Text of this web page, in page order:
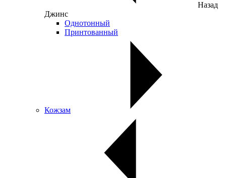
Назад
Джинс
Однотонный
Принтованный
Кожзам